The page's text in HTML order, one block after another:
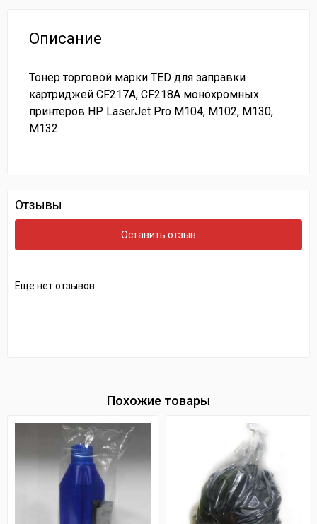
Описание
Тонер торговой марки TED для заправки
картриджей CF217A, CF218A монохромных
принтеров HP LaserJet Pro M104, M102, M130,
M132.
Отзывы
Оставить отзыв
Еще нет отзывов
Похожие товары